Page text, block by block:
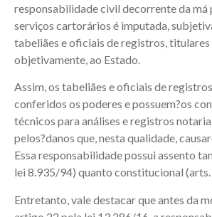
responsabilidade civil decorrente da má
serviços cartorários é imputada,
tabeliães e oficiais de registros, titulares
objetivamente, ao Estado.
Assim, os tabeliães e oficiais de
conferidos os poderes e possuem?os
técnicos para análises e registros
pelos?danos que, nesta qualidade,
Essa responsabilidade possui assento
lei 8.935/94) quanto constitucional (arts.
Entretanto, vale destacar que antes da